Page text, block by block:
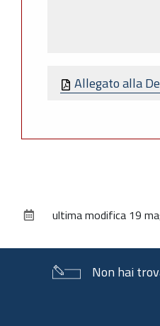
Allegato alla
documentoultima modifica 19
Non hai